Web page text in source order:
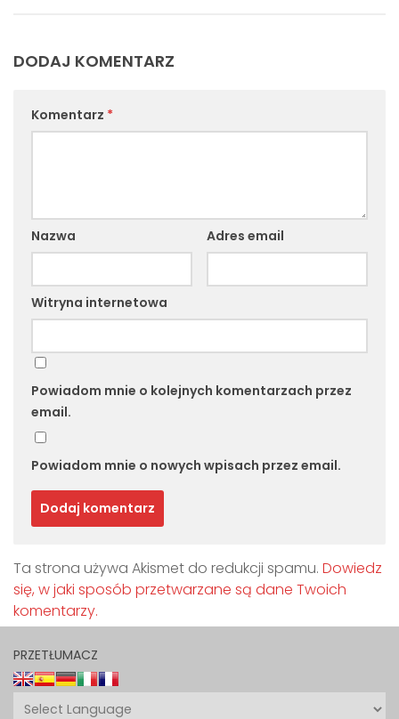
DODAJ KOMENTARZ
Komentarz *
Nazwa Adres email
Witryna internetowa
Powiadom mnie o kolejnych komentarzach przez
email.
Powiadom mnie o nowych wpisach przez email.
Ta strona używa Akismet do redukcji spamu. Dowiedz
się, w jaki sposób przetwarzane są dane Twoich
komentarzy.
PRZETŁUMACZ